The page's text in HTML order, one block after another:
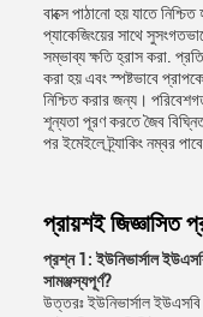
বাক্সে পাঠানো হয় যাতে
প্যাকেজিংয়ের সাথে
সম্ভাব্য ক্ষতি হ্রাস করা.
করা হয় এবং স্পষ্টভাবে
নিশ্চিত করার জন্য।
শূন্যতা পূরণ করতে জৈব বিঘ্নিত
পর ইমেইলে ট্র্যাকিং নম্বর
প্রায়শই জিজ্ঞাসিত
প্রশ্ন 1: ইউনিভার্সাল
সামঞ্জস্যপূর্ণ?
উত্তরঃ ইউনিভার্সাল ইউএসবি